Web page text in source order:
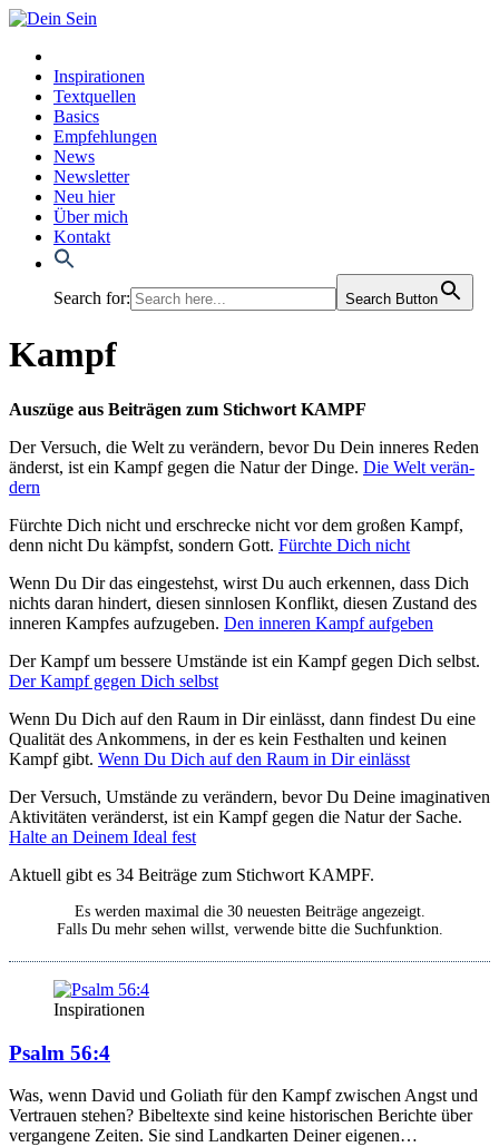
Inspirationen
Textquellen
Basics
Empfehlungen
News
Newsletter
Neu hier
Über mich
Kontakt
Search for: Search Button
Kampf
Aus­zü­ge aus Bei­trä­gen zum Stich­wort KAMPF
Der Ver­such, die Welt zu ver­än­dern, bevor Du Dein inne­res Reden
änderst, ist ein Kampf gegen die Natur der Din­ge. Die Welt ver­än­
dern
Fürch­te Dich nicht und erschre­cke nicht vor dem gro­ßen Kampf,
denn nicht Du kämpfst, son­dern Gott. Fürch­te Dich nicht
Wenn Du Dir das ein­ge­stehst, wirst Du auch erken­nen, dass Dich
nichts dar­an hin­dert, die­sen sinn­lo­sen Kon­flikt, die­sen Zustand des
inne­ren Kamp­fes auf­zu­ge­ben. Den inne­ren Kampf auf­ge­ben
Der Kampf um bes­se­re Umstän­de ist ein Kampf gegen Dich selbst.
Der Kampf gegen Dich selbst
Wenn Du Dich auf den Raum in Dir ein­lässt, dann fin­dest Du eine
Qua­li­tät des Ankom­mens, in der es kein Fest­hal­ten und kei­nen
Kampf gibt. Wenn Du Dich auf den Raum in Dir ein­lässt
Der Ver­such, Umstän­de zu ver­än­dern, bevor Du Dei­ne ima­gi­na­ti­ven
Akti­vi­tä­ten ver­än­derst, ist ein Kampf gegen die Natur der Sache.
Hal­te an Dei­nem Ide­al fest
Aktu­ell gibt es 34 Bei­trä­ge zum Stich­wort KAMPF.
Es wer­den maxi­mal die 30 neu­es­ten Bei­trä­ge ange­zeigt.
Falls Du mehr sehen willst, ver­wen­de bit­te die Such­funk­ti­on.
Inspirationen
Psalm 56:4
Was, wenn David und Goli­ath für den Kampf zwi­schen Angst und
Ver­trau­en ste­hen? Bibel­tex­te sind kei­ne his­to­ri­schen Berich­te über
ver­gan­ge­ne Zei­ten. Sie sind Land­kar­ten Dei­ner eige­nen…